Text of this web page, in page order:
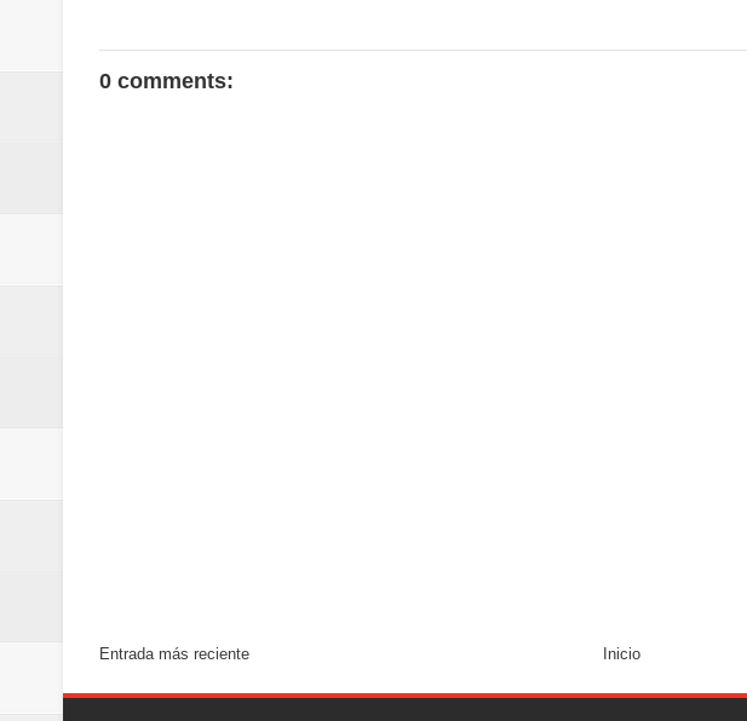
0 comments:
Entrada más reciente Inicio